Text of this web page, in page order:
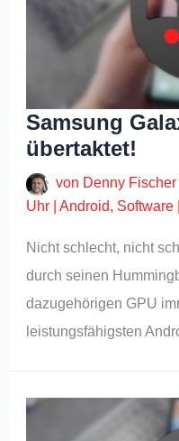
Samsung
übertaktet!
von Denny Fischer
Uhr |Android, Software
Nicht schlecht, nicht
durch seinen
dazugehörigen GPU
leistungsfähigsten